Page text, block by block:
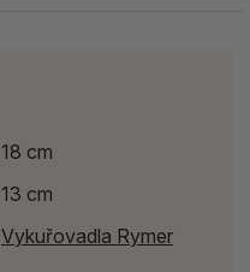
18 cm
13 cm
Vykuřovadla Rymer